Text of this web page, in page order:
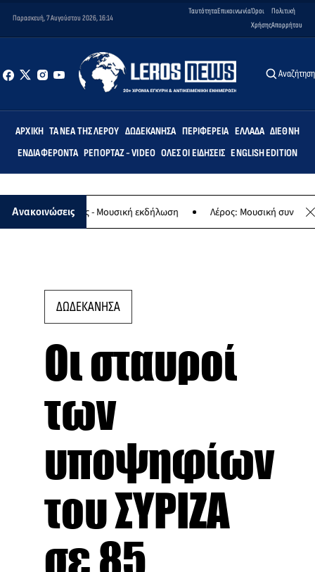
Παρασκευή, 7 Αυγούστου 2026, 16:14
ΤαυτότηταΕπικοινωνίαΌροι
Χρήσης
Πολιτική
Απορρήτου
Αναζήτηση
ΑΡΧΙΚΉ ΤΑ ΝΈΑ ΤΗΣ ΛΈΡΟΥ ΔΩΔΕΚΆΝΗΣΑ ΠΕΡΙΦΈΡΕΙΑ ΕΛΛΆΔΑ ΔΙΕΘΝΉ
ΕΝΔΙΑΦΈΡΟΝΤΑ ΡΕΠΟΡΤΆΖ - VIDEO ΌΛΕΣ ΟΙ ΕΙΔΉΣΕΙΣ ENGLISH EDITION
Ανακοινώσεις
της Παναγίας - Μουσική εκδήλωση Λέρος: Μουσική συναυλία
ΔΩΔΕΚΑΝΗΣΑ
Οι σταυροί
των
υποψηφίων
του ΣΥΡΙΖΑ
σε 85